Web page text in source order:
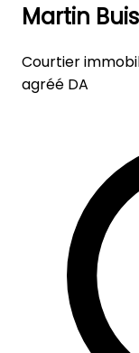
Martin
Courtier
agréé DA